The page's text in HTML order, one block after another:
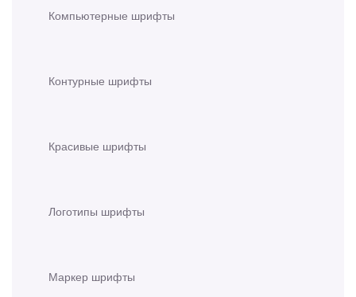
Компьютерные шрифты
Контурные шрифты
Красивые шрифты
Логотипы шрифты
Маркер шрифты